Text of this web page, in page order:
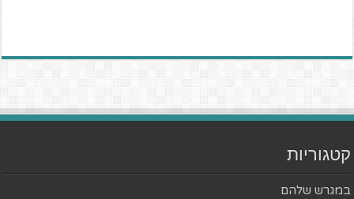
קטגוריות
במגרש שלהם